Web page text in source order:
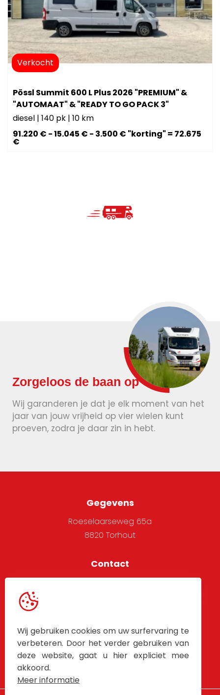
Verkocht
Pössl Summit 600 L Plus 2026 "PREMIUM" &
"AUTOMAAT" & "READY TO GO PACK 3"
diesel | 140 pk | 10 km
91.220 € - 15.045 € - 3.500 € "korting" = 72.675
€
Zorgeloos de baan op
Wij garanderen je dat je elk moment van het
jaar van jouw vrijheid op vier wielen kunt
proeven, zodra je daar zin in hebt.
Gegevens
Roeselaarseweg 65a
8820 Torhout
Contact
Algemene voorwaarden
Contacteer Ons
Wij gebruiken cookies om uw surfervaring te
verbeteren. Door het verder gebruiken van
deze website, gaat u hier expliciet mee
akkoord.
Meer informatie